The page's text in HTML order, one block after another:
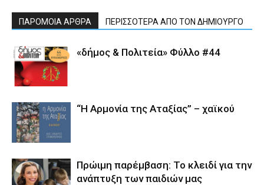
ΠΑΡΟΜΟΙΑ ΑΡΘΡΑ ΠΕΡΙΣΣΟΤΕΡΑ ΑΠΟ ΤΟΝ ΔΗΜΙΟΥΡΓΟ
«δήμος & Πολιτεία» Φύλλο #44
“Η Αρμονία της Αταξίας” – χαϊκού
Πρώιμη παρέμβαση: Το κλειδί για την
ανάπτυξη των παιδιών µας